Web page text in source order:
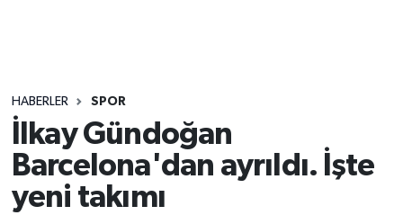
HABERLER SPOR
İlkay Gündoğan
Barcelona'dan ayrıldı. İşte
yeni takımı